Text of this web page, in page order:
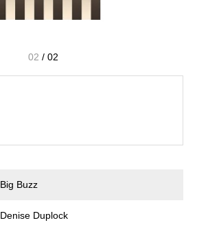
02 / 02
Big Buzz
Denise Duplock